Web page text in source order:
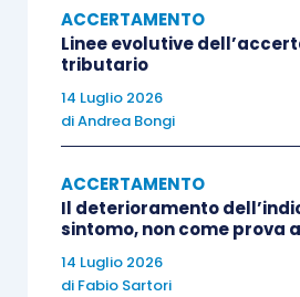
Simmetricamente,
indeducibili i costi riportati
descrizione generica
servizi,non indicante gli
di trasporto riconducibile ai
né il periodo a cui si riferiva
Corte di Cassazione,
20.04.2016).
ACCERTAMENTO
Linee evolutive
tributario
14 Luglio 2026
diAndrea Bongi
ACCERTAMENTO
Il deterioramento
sintomo, non come prova
14 Luglio 2026
di Fabio Sartori